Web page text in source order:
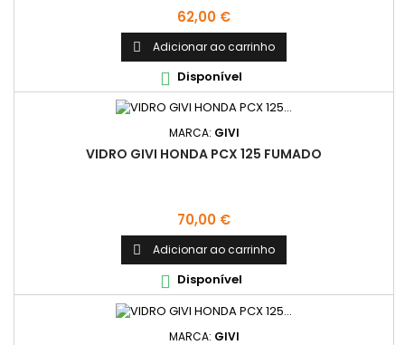
Preço
62,00 €
 Adicionar ao carrinho
 Disponível
MARCA: GIVI
VIDRO GIVI HONDA PCX 125 FUMADO
Preço
70,00 €
 Adicionar ao carrinho
 Disponível
MARCA: GIVI